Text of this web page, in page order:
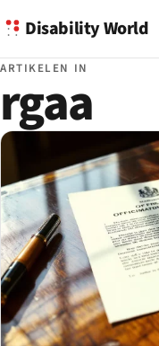
Disability World
ARTIKELEN IN
rgaa